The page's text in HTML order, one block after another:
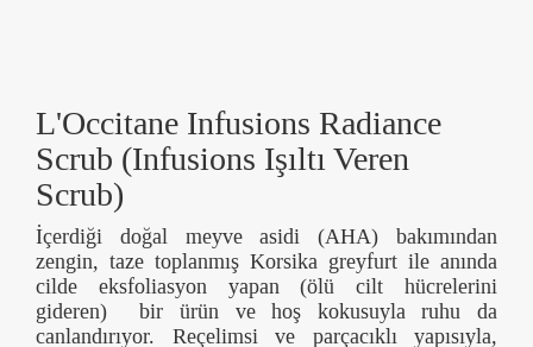
L'Occitane Infusions Radiance
Scrub (Infusions Işıltı Veren
Scrub)
İçerdiği doğal meyve asidi (AHA) bakımından
zengin, taze toplanmış Korsika greyfurt ile anında
cilde eksfoliasyon yapan (ölü cilt hücrelerini
gideren) bir ürün ve hoş kokusuyla ruhu da
canlandırıyor. Reçelimsi ve parçacıklı yapısıyla,